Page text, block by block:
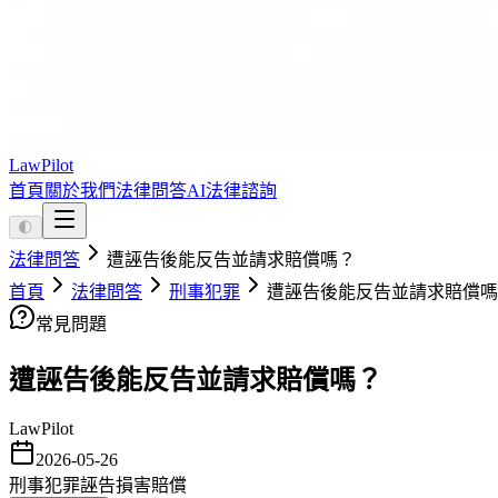
LawPilot
首頁 關於我們法律問答AI法律諮詢
🌓
法律問答
遭誣告後能反告並請求賠償嗎？
首頁
法律問答 刑事犯罪
遭誣告後能反告並請求賠償
常見問題
遭誣告後能反告並請求賠償嗎？
LawPilot
2026-05-26
刑事犯罪誣告損害賠償